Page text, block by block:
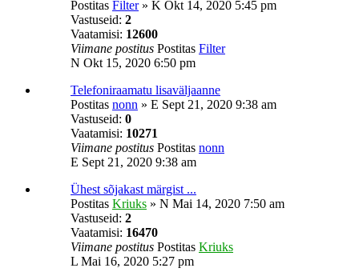
Postitas Filter» K Okt 14, 2020 5:45 pm
Vastuseid: 2
Vaatamisi: 12600
Viimane postitus Postitas Filter
N Okt 15, 2020 6:50 pm
Telefoniraamatu lisaväljaanne
Postitas nonn » E Sept 21, 2020 9:38 am
Vastuseid: 0
Vaatamisi: 10271
Viimane postitus Postitas nonn
E Sept 21, 2020 9:38 am
Ühest sõjakast märgist ...
Postitas Kriuks » N Mai 14, 2020 7:50 am
Vastuseid: 2
Vaatamisi: 16470
Viimane postitus Postitas Kriuks
L Mai 16, 2020 5:27 pm